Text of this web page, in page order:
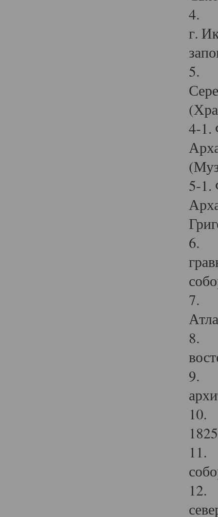
4.
г.
5.
4-1.
5-1.
6.
7.
8.
9.
10.
11.
12.